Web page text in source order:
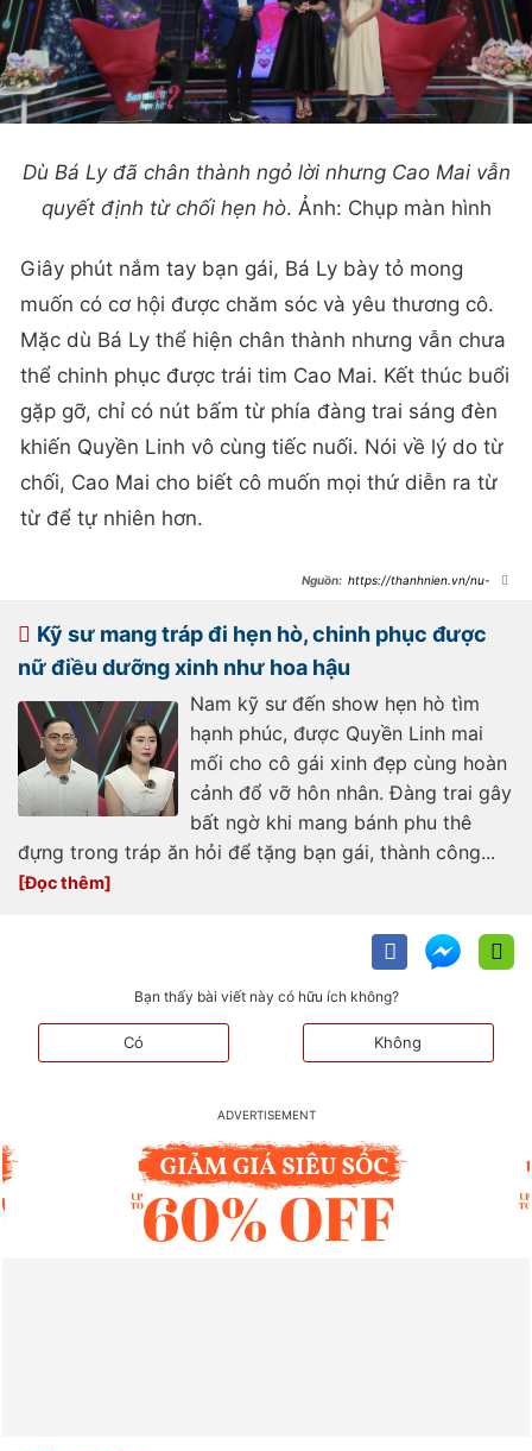
Dù Bá Ly đã chân thành ngỏ lời nhưng Cao Mai vẫn
quyết định từ chối hẹn hò. Ảnh: Chụp màn hình
Giây phút nắm tay bạn gái, Bá Ly bày tỏ mong
muốn có cơ hội được chăm sóc và yêu thương cô.
Mặc dù Bá Ly thể hiện chân thành nhưng vẫn chưa
thể chinh phục được trái tim Cao Mai. Kết thúc buổi
gặp gỡ, chỉ có nút bấm từ phía đàng trai sáng đèn
khiến Quyền Linh vô cùng tiếc nuối. Nói về lý do từ
chối, Cao Mai cho biết cô muốn mọi thứ diễn ra từ
từ để tự nhiên hơn.
https://thanhnien.vn/nu-
185250208135105199.htm
Kỹ sư mang tráp đi hẹn hò, chinh phục được
nữ điều dưỡng xinh như hoa hậu
Nam kỹ sư đến show hẹn hò tìm
hạnh phúc, được Quyền Linh mai
mối cho cô gái xinh đẹp cùng hoàn
cảnh đổ vỡ hôn nhân. Đàng trai gây
bất ngờ khi mang bánh phu thê
đựng trong tráp ăn hỏi để tặng bạn gái, thành công...
Bạn thấy bài viết này có hữu ích không?
Có Không